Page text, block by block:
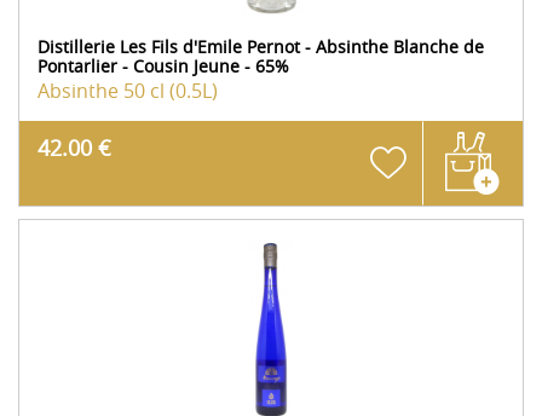
Distillerie Les Fils d'Emile Pernot - Absinthe Blanche de
Pontarlier - Cousin Jeune - 65%
Absinthe 50 cl (0.5L)
42.00 €